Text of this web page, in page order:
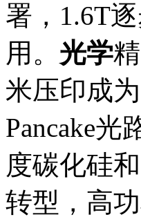
署，1.6T
用。 光学
米压印成
Pancake
度碳化硅
转型，高